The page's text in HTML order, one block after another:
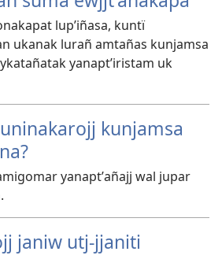
lupʼiñasa, kuntï
ukanak lurañ amtañas kunjamsa
yanaptʼiristam uk
kunjamsa
yanaptʼañajj wal jupar
janiw utj-jjaniti